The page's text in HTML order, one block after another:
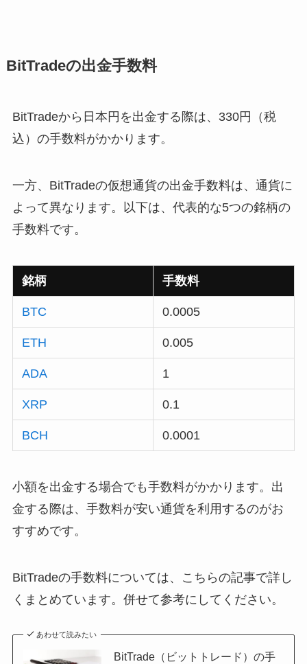
BitTradeの出金手数料
BitTradeから日本円を出金する際は、330円（税
込）の手数料がかかります。
一方、BitTradeの仮想通貨の出金手数料は、通貨に
よって異なります。以下は、代表的な5つの銘柄の
手数料です。
銘柄 手数料
BTC 0.0005
ETH 0.005
ADA 1
XRP 0.1
BCH 0.0001
小額を出金する場合でも手数料がかかります。出
金する際は、手数料が安い通貨を利用するのがお
すすめです。
BitTradeの手数料については、こちらの記事で詳し
くまとめています。併せて参考にしてください。
あわせて読みたい
BitTrade（ビットトレード）の手